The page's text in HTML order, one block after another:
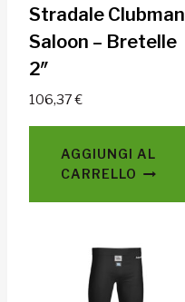
Stradale Clubman
Saloon – Bretelle
2″
106,37€
AGGIUNGI AL
CARRELLO